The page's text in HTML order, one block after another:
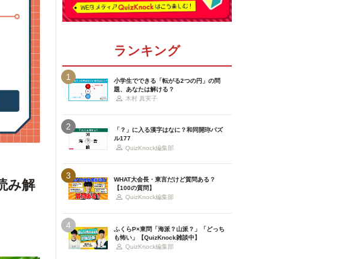
み解
ランキング
1
小学生でできる「転がる2つの円」の問
題、あなたは解ける？
木村 真実子
2
「？」に入る漢字はなに？和同開珎パズ
ル177
QuizKnock編集部
3
WHAT大会長・東言だけど質問ある？
【100の質問】
QuizKnock編集部
4
ふくらP×東問「海派？山派？」「どっち
も怖い」【QuizKnock雑談中】
QuizKnock編集部